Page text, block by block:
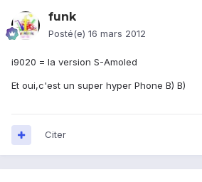
funk
Posté(e) 16 mars 2012
i9020 = la version S-Amoled
Et oui,c'est un super hyper Phone B) B)
Citer